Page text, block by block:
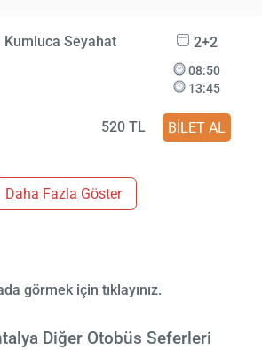
Kumluca Seyahat 2+2
08:50
13:45
520 TL BİLET AL
Daha Fazla Göster
görmek için tıklayınız.
Diğer Otobüs Seferleri